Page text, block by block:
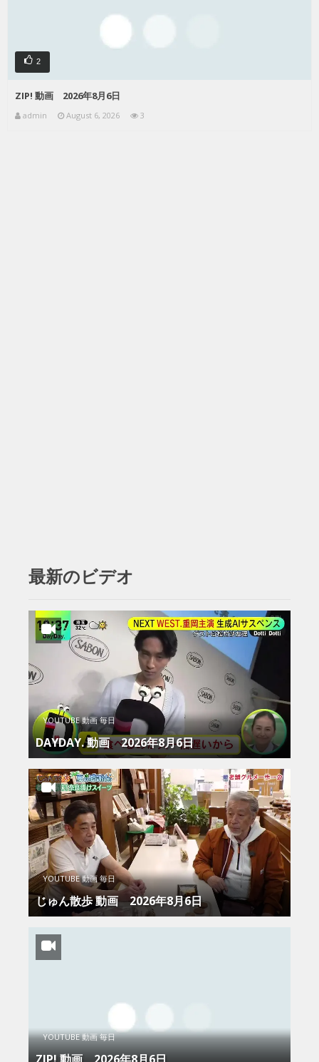
2
ZIP! 動画 2026年8月6日
admin August 6, 2026 3
最新のビデオ
YOUTUBE 動画 毎日
DAYDAY. 動画 2026年8月6日
YOUTUBE 動画 毎日
じゅん散歩 動画 2026年8月6日
YOUTUBE 動画 毎日